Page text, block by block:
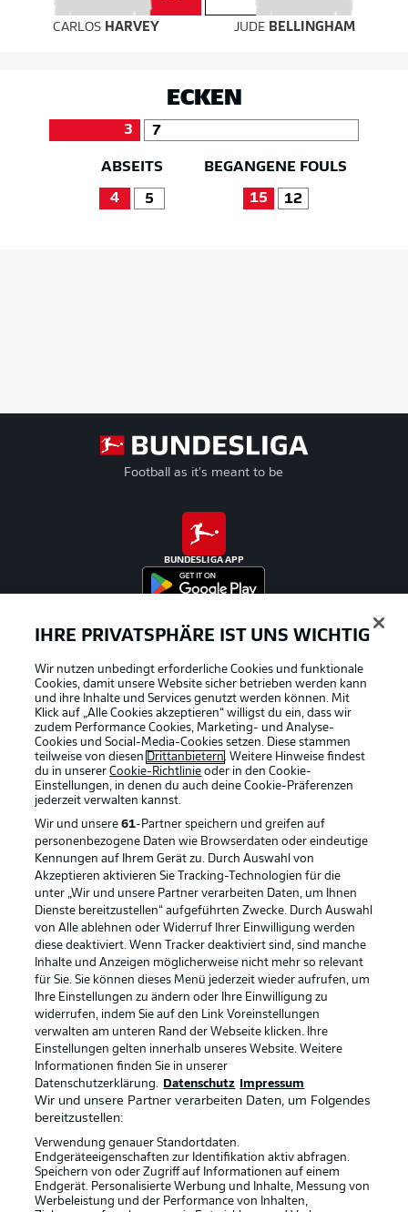
CARLOS HARVEY JUDE BELLINGHAM
ECKEN
3 7
ABSEITS
4 5
BEGANGENE FOULS
15 12
Football as it's meant to be
BUNDESLIGA APP
Offizielle Partner
Rechtliche Hinweise Voreinstellungen verwalten
Datenschutz Nutzungsbedingungen
Broadcaster Kontakt
Jobs Impressum
Partner Spieler
Liveticker
IHRE PRIVATSPHÄRE IST UNS WICHTIG
Wir nutzen unbedingt erforderliche Cookies und funktionale
Cookies, damit unsere Website sicher betrieben werden kann
und ihre Inhalte und Services genutzt werden können. Mit
Klick auf „Alle Cookies akzeptieren“ willigst du ein, dass wir
zudem Performance Cookies, Marketing- und Analyse-
Cookies und Social-Media-Cookies setzen. Diese stammen
teilweise von diesen Drittanbietern. Weitere Hinweise findest
du in unsererCookie-Richtlinie oder in den Cookie-
Einstellungen, in denen du auch deine Cookie-Präferenzen
jederzeit verwalten kannst.
Wir und unsere61-Partner speichern und greifen auf
personenbezogene Daten wie Browserdaten oder eindeutige
Kennungen auf Ihrem Gerät zu. Durch Auswahl von
Akzeptieren aktivieren Sie Tracking-Technologien für die
unter „Wir und unsere Partner verarbeiten Daten, um Ihnen
Dienste bereitzustellen“ aufgeführten Zwecke. Durch Auswahl
von Alle ablehnen oder Widerruf Ihrer Einwilligung werden
diese deaktiviert. Wenn Tracker deaktiviert sind, sind manche
Inhalte und Anzeigen möglicherweise nicht mehr so relevant
für Sie. Sie können dieses Menü jederzeit wieder aufrufen, um
Ihre Einstellungen zu ändern oder Ihre Einwilligung zu
widerrufen, indem Sie auf den Link Voreinstellungen
verwalten am unteren Rand der Webseite klicken. Ihre
Einstellungen gelten innerhalb unseres Website. Weitere
Informationen finden Sie in unserer
Datenschutzerklärung.
Datenschutz Impressum
Wir und unsere Partner verarbeiten Daten, um Folgendes
bereitzustellen:
Verwendung genauer Standortdaten.
Endgeräteeigenschaften zur Identifikation aktiv abfragen.
Speichern von oder Zugriff auf Informationen auf einem
Endgerät. Personalisierte Werbung und Inhalte, Messung von
Werbeleistung und der Performance von Inhalten,